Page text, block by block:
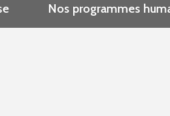
Nos programmes